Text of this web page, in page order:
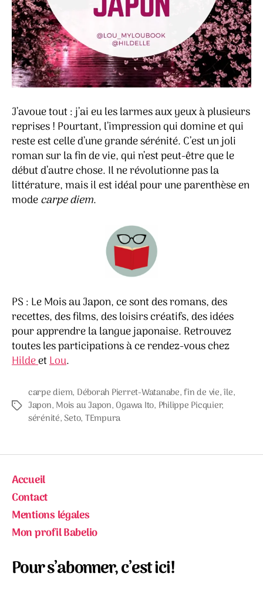
J’avoue tout : j’ai eu les larmes aux yeux à plusieurs
reprises ! Pourtant, l’impression qui domine et qui
reste est celle d’une grande sérénité. C’est un joli
roman sur la fin de vie, qui n’est peut-être que le
début d’autre chose. Il ne révolutionne pas la
littérature, mais il est idéal pour une parenthèse en
modecarpe diem.
PS : Le Mois au Japon, ce sont des romans, des
recettes, des films, des loisirs créatifs, des idées
pour apprendre la langue japonaise. Retrouvez
toutes les participations à ce rendez-vous chez
HildeetLou.
Étiquettes
carpe diem, Déborah Pierret-Watanabe,fin de vie,île,
Japon, Mois au Japon, Ogawa Ito, Philippe Picquier,
sérénité,Seto, TEmpura
Accueil
Contact
Mentions légales
Mon profil Babelio
Pour s’abonner, c’est ici!